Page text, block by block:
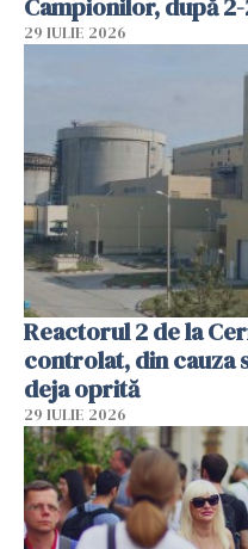
29 IULIE 2026
Reactorul 2 de la
controlat, din cauza
deja oprită
29 IULIE 2026